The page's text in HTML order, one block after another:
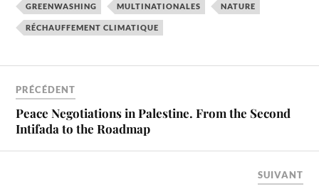
GREENWASHING MULTINATIONALES NATURE
RÉCHAUFFEMENT CLIMATIQUE
PRÉCÉDENT
Peace Negotiations in Palestine. From the Second
Intifada to the Roadmap
SUIVANT